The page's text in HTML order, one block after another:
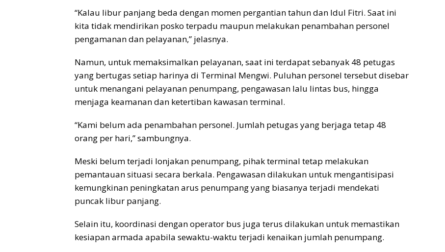
“Kalau libur panjang beda dengan momen pergantian tahun dan Idul Fitri. Saat ini
kita tidak mendirikan posko terpadu maupun melakukan penambahan personel
pengamanan dan pelayanan,” jelasnya.
Namun, untuk memaksimalkan pelayanan, saat ini terdapat sebanyak 48 petugas
yang bertugas setiap harinya di Terminal Mengwi. Puluhan personel tersebut disebar
untuk menangani pelayanan penumpang, pengawasan lalu lintas bus, hingga
menjaga keamanan dan ketertiban kawasan terminal.
“Kami belum ada penambahan personel. Jumlah petugas yang berjaga tetap 48
orang per hari,” sambungnya.
Meski belum terjadi lonjakan penumpang, pihak terminal tetap melakukan
pemantauan situasi secara berkala. Pengawasan dilakukan untuk mengantisipasi
kemungkinan peningkatan arus penumpang yang biasanya terjadi mendekati
puncak libur panjang.
Selain itu, koordinasi dengan operator bus juga terus dilakukan untuk memastikan
kesiapan armada apabila sewaktu-waktu terjadi kenaikan jumlah penumpang.